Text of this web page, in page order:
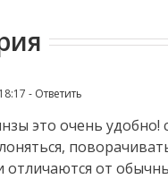
- Ответить
это очень
отличаются от